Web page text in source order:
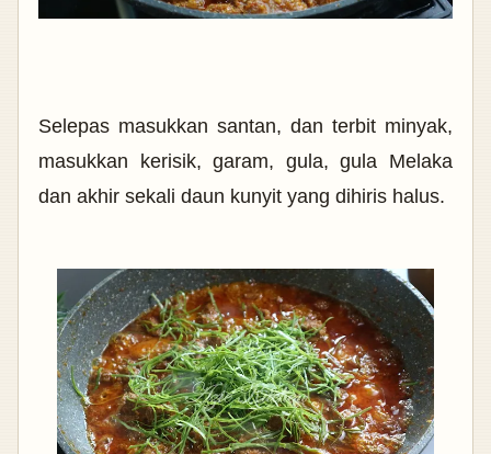
Selepas masukkan santan, dan terbit minyak,
masukkan kerisik, garam, gula, gula Melaka
dan akhir sekali daun kunyit yang dihiris halus.